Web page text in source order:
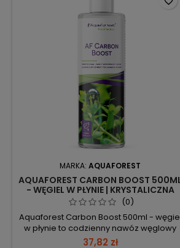
MARKA: AQUAFOREST
AQUAFOREST CARBON BOOST
- WĘGIEL W PŁYNIE | KRYSTALICZNA
WODA I ZDROWE ROŚLINY
(0)
Aquaforest Carbon Boost 500ml -
w płynie to codzienny nawóz węglowy
dla roślin akwariowych; regularne
37,82 zł